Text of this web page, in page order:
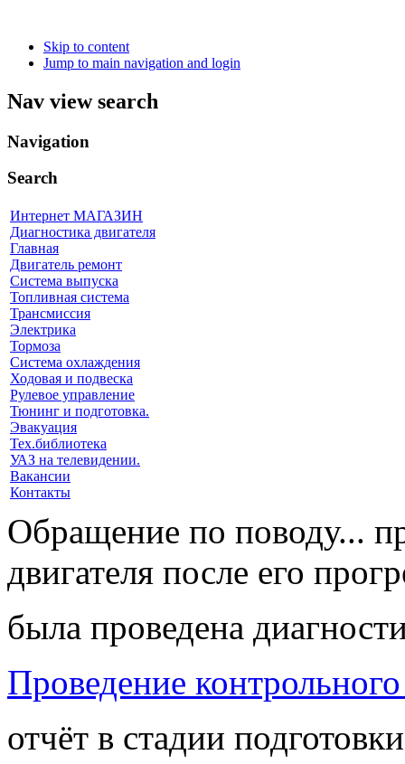
Skip to content
Jump to main navigation and login
Nav view search
Navigation
Search
Интернет МАГАЗИН
Диагностика двигателя
Главная
Двигатель ремонт
Система выпуска
Топливная система
Трансмиссия
Электрика
Тормоза
Система охлаждения
Ходовая и подвеска
Рулевое управление
Тюнинг и подготовка.
Эвакуация
Тех.библиотека
УАЗ на телевидении.
Вакансии
Контакты
Обращение по поводу...
двигателя после его
была проведена
Проведение
отчёт в стадии подготовки